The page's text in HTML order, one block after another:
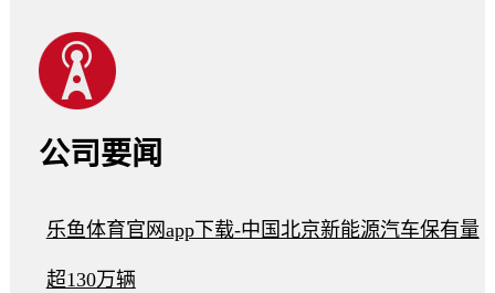
公司要闻
乐鱼体育官网app下载-中国北京新能源汽车保有量
超130万辆